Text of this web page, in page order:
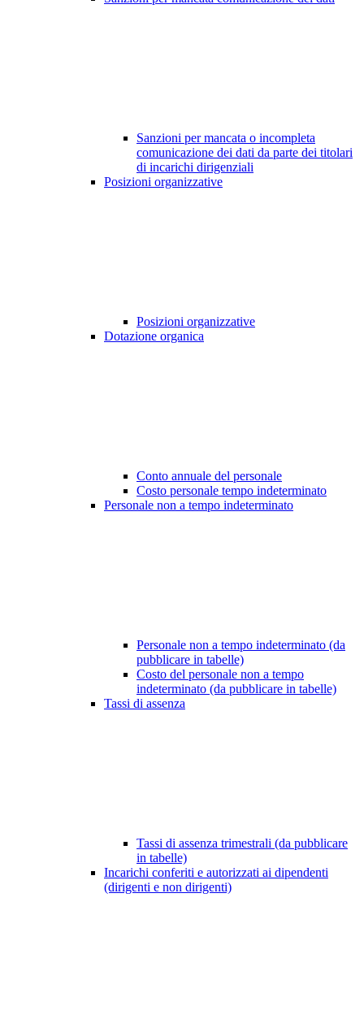
Sanzioni per mancata o incompleta
comunicazione dei dati da parte dei titolari
di incarichi dirigenziali
Posizioni organizzative
Posizioni organizzative
Dotazione organica
Conto annuale del personale
Costo personale tempo indeterminato
Personale non a tempo indeterminato
Personale non a tempo indeterminato (da
pubblicare in tabelle)
Costo del personale non a tempo
indeterminato (da pubblicare in tabelle)
Tassi di assenza
Tassi di assenza trimestrali (da pubblicare
in tabelle)
Incarichi conferiti e autorizzati ai dipendenti
(dirigenti e non dirigenti)